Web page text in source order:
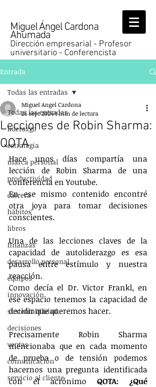
Miguel Ángel Cardona
Ahumada
Dirección empresarial - Profesor
universitario - Conferencista
Entrada
Todas las entradas
liderazgo
estrategia
marca personal
productividad
carrera
hábitos
libros
finanzas
desarrollo personal
equipos
innovación
sustentabilidad
decisiones
ventas
comunicación
servicio al cliente
Todas las entradas
Lecciones de Robin Sharma:
QOTA
Miguel Angel Cardona
26 sept 20241 min de lectura
Hace unos días compartía una
lección de Robin Sharma de una
conferencia en Youtube.
En ese mismo contenido encontré
otra joya para tomar decisiones
conscientes.
Una de las lecciones claves de la
capacidad de autoliderazgo es esa
pausa entre estímulo y nuestra
reacción.
Como decía el Dr. Victor Frankl, en
ese espacio tenemos la capacidad de
decidir que queremos hacer.
Precisamente Robin Sharma
mencionaba que en cada momento
de prueba o de tensión podemos
hacernos una pregunta identificada
con el acrónimo QOTA: ¿Qué